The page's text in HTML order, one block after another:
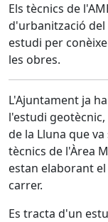
Els tècnics de
d'urbanització
estudi per
les obres.
L'Ajuntament ja
l'estudi
de la Lluna que va
tècnics de l'Àrea
estan elaborant
carrer.
Es tracta d'un